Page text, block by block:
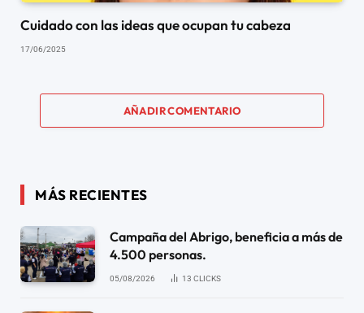
Cuidado con las ideas que ocupan tu cabeza
17/06/2025
AÑADIR COMENTARIO
MÁS RECIENTES
Campaña del Abrigo, beneficia a más de
4.500 personas.
05/08/2026 13 CLICKS